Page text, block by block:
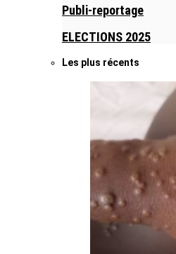
Publi-reportage
ELECTIONS 2025
Les plus récents